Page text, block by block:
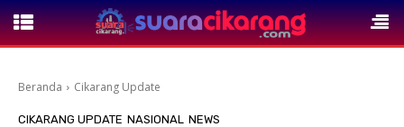
Beranda Cikarang Update
CIKARANG UPDATE NASIONAL NEWS